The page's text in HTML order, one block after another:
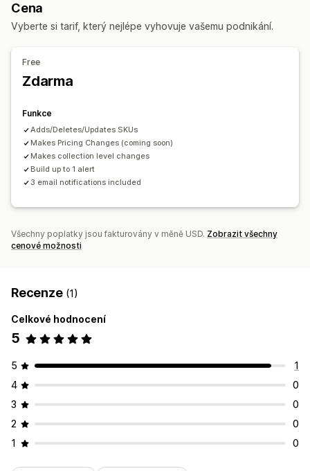
Cena
Vyberte si tarif, který nejlépe vyhovuje vašemu podnikání.
Free
Zdarma
Funkce
Adds/Deletes/Updates SKUs
Makes Pricing Changes (coming soon)
Makes collection level changes
Build up to 1 alert
3 email notifications included
Všechny poplatky jsou fakturovány v měně USD. Zobrazit všechny
cenové možnosti
Recenze (1)
Celkové hodnocení
5
5
1
4
0
3
0
2
0
1
0